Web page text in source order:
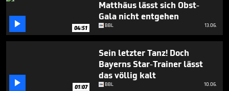
 04:51
Matthäus lässt sich Obst-
Gala nicht entgehen
BBL 13.06.
 01:07
Sein letzter Tanz! Doch
Bayerns Star-Trainer lässt
das völlig kalt
BBL 10.06.